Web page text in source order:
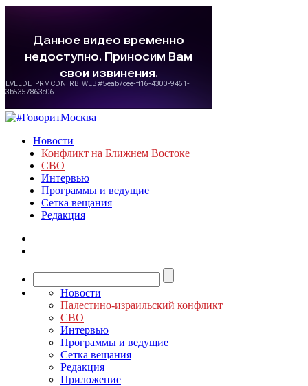
Новости
Конфликт на Ближнем Востоке
СВО
Интервью
Программы и ведущие
Сетка вещания
Редакция
Новости
Палестино-израильский конфликт
СВО
Интервью
Программы и ведущие
Сетка вещания
Редакция
Приложение